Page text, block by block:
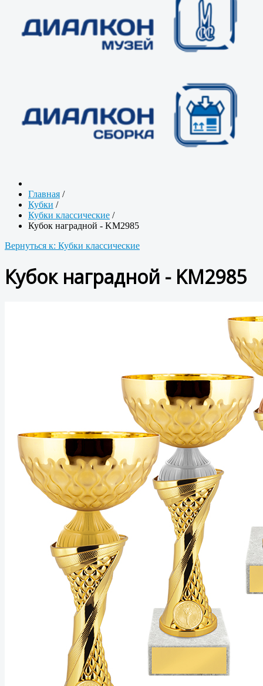
Главная /
Кубки /
Кубки классические /
Кубок наградной - KM2985
Вернуться к: Кубки классические
Кубок наградной - KM2985